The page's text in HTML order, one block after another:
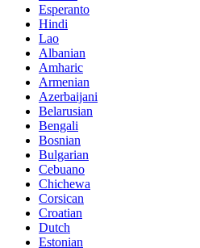
Esperanto
Hindi
Lao
Albanian
Amharic
Armenian
Azerbaijani
Belarusian
Bengali
Bosnian
Bulgarian
Cebuano
Chichewa
Corsican
Croatian
Dutch
Estonian